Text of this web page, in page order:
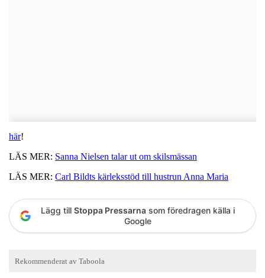
här!
LÄS MER: Sanna Nielsen talar ut om skilsmässan
LÄS MER: Carl Bildts kärleksstöd till hustrun Anna Maria
Lägg till Stoppa Pressarna som föredragen källa i
Google